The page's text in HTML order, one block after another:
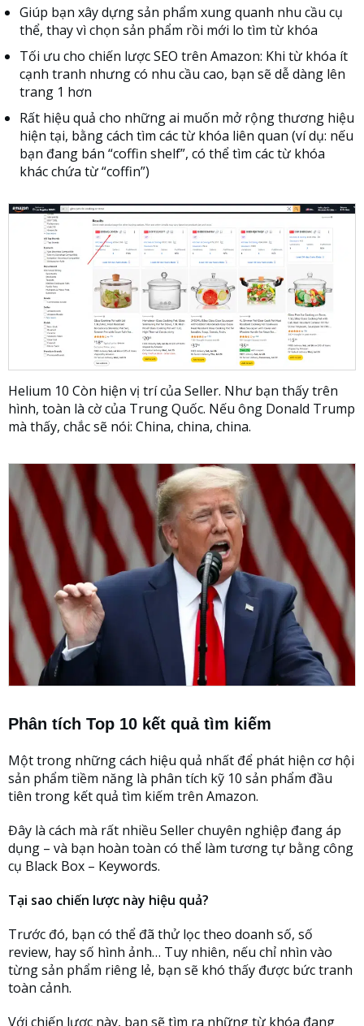
Giúp bạn xây dựng sản phẩm xung quanh nhu cầu cụ
thể, thay vì chọn sản phẩm rồi mới lo tìm từ khóa
Tối ưu cho chiến lược SEO trên Amazon: Khi từ khóa ít
cạnh tranh nhưng có nhu cầu cao, bạn sẽ dễ dàng lên
trang 1 hơn
Rất hiệu quả cho những ai muốn mở rộng thương hiệu
hiện tại, bằng cách tìm các từ khóa liên quan (ví dụ: nếu
bạn đang bán “coffin shelf”, có thể tìm các từ khóa
khác chứa từ “coffin”)
Helium 10 Còn hiện vị trí của Seller. Như bạn thấy trên
hình, toàn là cờ của Trung Quốc. Nếu ông Donald Trump
mà thấy, chắc sẽ nói: China, china, china.
Phân tích Top 10 kết quả tìm kiếm
Một trong những cách hiệu quả nhất để phát hiện cơ hội
sản phẩm tiềm năng là phân tích kỹ 10 sản phẩm đầu
tiên trong kết quả tìm kiếm trên Amazon.
Đây là cách mà rất nhiều Seller chuyên nghiệp đang áp
dụng – và bạn hoàn toàn có thể làm tương tự bằng công
cụ Black Box – Keywords.
Tại sao chiến lược này hiệu quả?
Trước đó, bạn có thể đã thử lọc theo doanh số, số
review, hay số hình ảnh… Tuy nhiên, nếu chỉ nhìn vào
từng sản phẩm riêng lẻ, bạn sẽ khó thấy được bức tranh
toàn cảnh.
Với chiến lược này, bạn sẽ tìm ra những từ khóa đang